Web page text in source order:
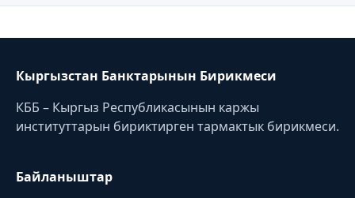
Кыргызстан Банктарынын Бирикмеси
КББ – Кыргыз Республикасынын каржы
институттарын бириктирген тармактык бирикмеси.
Байланыштар